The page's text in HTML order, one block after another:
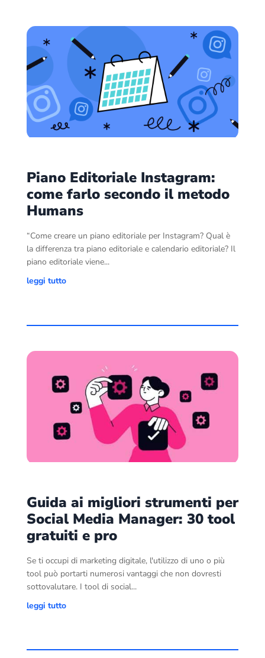
Piano Editoriale Instagram:
come farlo secondo il metodo
Humans
“Come creare un piano editoriale per Instagram? Qual è
la differenza tra piano editoriale e calendario editoriale? Il
piano editoriale viene...
leggi tutto
Guida ai migliori strumenti per
Social Media Manager: 30 tool
gratuiti e pro
Se ti occupi di marketing digitale, l'utilizzo di uno o più
tool può portarti numerosi vantaggi che non dovresti
sottovalutare. I tool di social...
leggi tutto